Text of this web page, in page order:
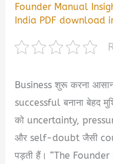
Founder Manual
India PDF download
Business शुरू करना
successful बनाना बेहद
को uncertainty,
और self-doubt जैसी
पड़ती हैं। “The